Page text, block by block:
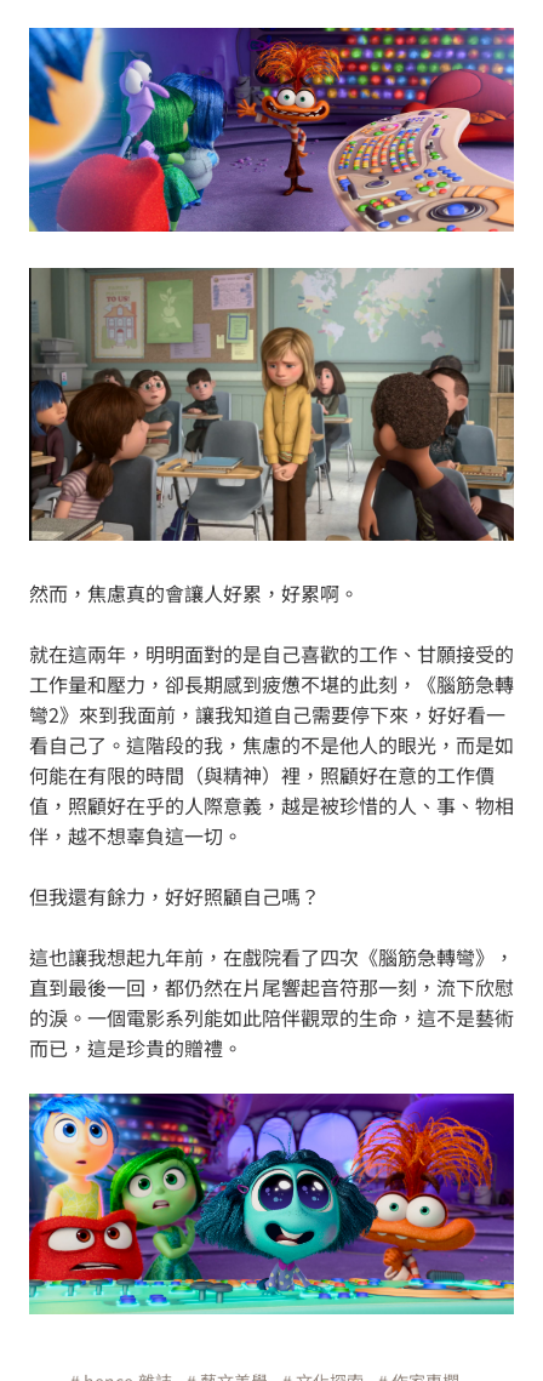
然而，焦慮真的會讓人好累，好累啊。
就在這兩年，明明面對的是自己喜歡的工作、甘願接受的
工作量和壓力，卻長期感到疲憊不堪的此刻，《腦筋急轉
彎2》來到我面前，讓我知道自己需要停下來，好好看一
看自己了。這階段的我，焦慮的不是他人的眼光，而是如
何能在有限的時間（與精神）裡，照顧好在意的工作價
值，照顧好在乎的人際意義，越是被珍惜的人、事、物相
伴，越不想辜負這一切。
但我還有餘力，好好照顧自己嗎？
這也讓我想起九年前，在戲院看了四次《腦筋急轉彎》，
直到最後一回，都仍然在片尾響起音符那一刻，流下欣慰
的淚。一個電影系列能如此陪伴觀眾的生命，這不是藝術
而已，這是珍貴的贈禮。